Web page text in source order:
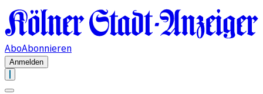
AboAbonnieren
Anmelden